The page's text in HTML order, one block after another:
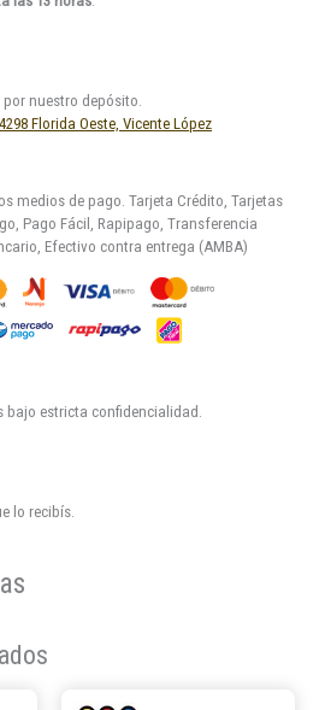
nuestro depósito.
Florida Oeste, Vicente López
medios de pago. Tarjeta Crédito, Tarjetas
Pago Fácil, Rapipago, Transferencia
Efectivo contra entrega (AMBA)
estricta confidencialidad.
lo recibís.